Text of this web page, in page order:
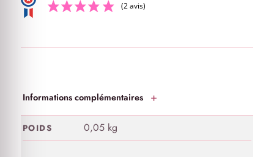
(2 avis)
Informations complémentaires
POIDS 0,05 kg